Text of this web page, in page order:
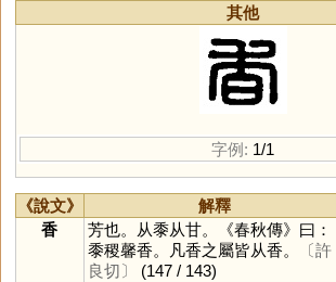
其他
字例: 1/1
《說文》 解釋
香
芳也。从黍从甘。《春秋傳》曰：
黍稷馨香。凡香之屬皆从香。
〔許
良切〕
(147 / 143)